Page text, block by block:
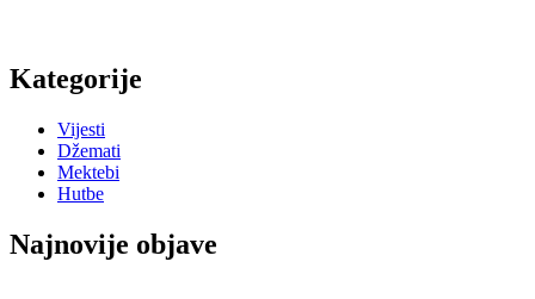
Kategorije
Vijesti
Džemati
Mektebi
Hutbe
Najnovije objave